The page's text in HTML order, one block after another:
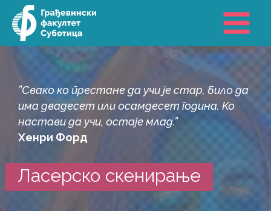
Пређи
садржај
”Свако ко престане да учи је стар, било да
има двадесет или осамдесет година. Ко
настави да учи, остаје млад.”
Хенри Форд
Ласерско скенирање